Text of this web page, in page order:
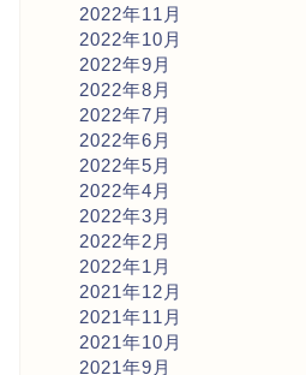
2022年11月
2022年10月
2022年9月
2022年8月
2022年7月
2022年6月
2022年5月
2022年4月
2022年3月
2022年2月
2022年1月
2021年12月
2021年11月
2021年10月
2021年9月